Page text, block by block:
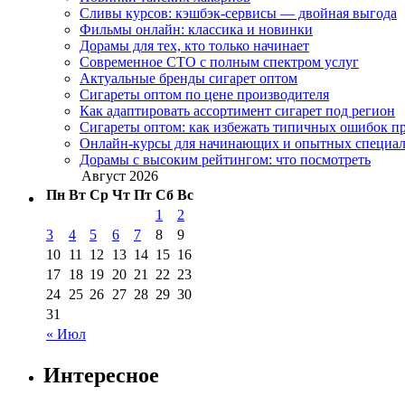
Сливы курсов: кэшбэк-сервисы — двойная выгода
Фильмы онлайн: классика и новинки
Дорамы для тех, кто только начинает
Современное СТО с полным спектром услуг
Актуальные бренды сигарет оптом
Сигареты оптом по цене производителя
Как адаптировать ассортимент сигарет под регион
Сигареты оптом: как избежать типичных ошибок
Онлайн-курсы для начинающих и опытных
Дорамы с высоким рейтингом: что посмотреть
Август 2026
Пн Вт Ср Чт Пт Сб Вс
« Июл
1
2
3
4 5 6 7 8
9
10 11 12 13 14 15 16
17 18 19 20 21 22 23
24 25 26 27 28 29 30
31
Интересное